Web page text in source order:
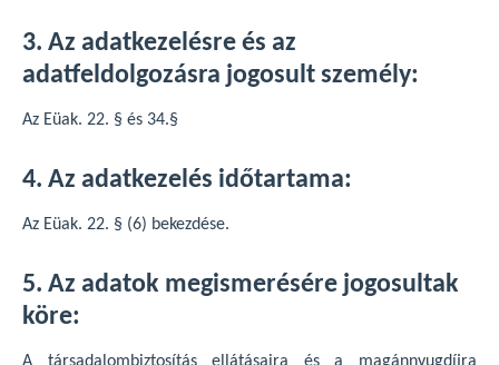
3. Az adatkezelésre és az
adatfeldolgozásra jogosult személy:
Az Eüak. 22. § és 34.§
4. Az adatkezelés időtartama:
Az Eüak. 22. § (6) bekezdése.
5. Az adatok megismerésére jogosultak
köre: